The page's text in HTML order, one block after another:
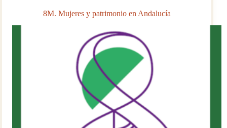
8M. Mujeres y patrimonio en Andalucía